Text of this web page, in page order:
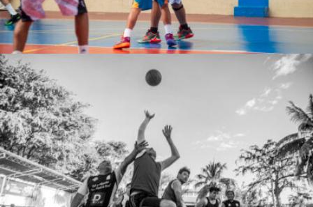
Jose De la Cruz Rodriguez